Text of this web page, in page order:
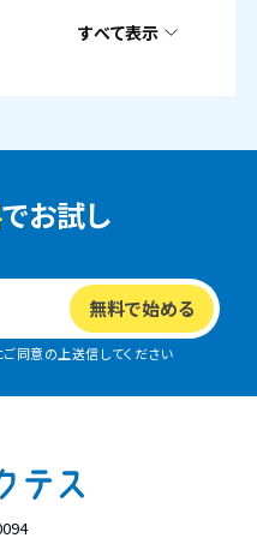
すべて表示
でお試し
ご同意の上送信してください